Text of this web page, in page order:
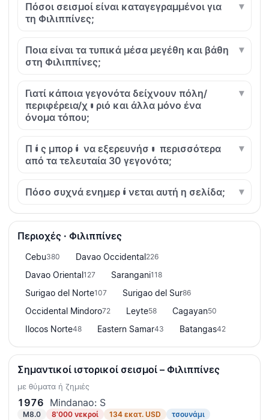
Πόσοι σεισμοί είναι καταγεγραμμένοι για
τη Φιλιππίνες;
Ποια είναι τα τυπικά μέσα μεγέθη και βάθη
στη Φιλιππίνες;
Γιατί κάποια γεγονότα δείχνουν πόλη/
περιφέρεια/χωριό και άλλα μόνο ένα
όνομα τόπου;
Πώς μπορώ να εξερευνήσω περισσότερα
από τα τελευταία 30 γεγονότα;
Πόσο συχνά ενημερώνεται αυτή η σελίδα;
Περιοχές · Φιλιππίνες
Cebu380 Davao Occidental226
Davao Oriental127 Sarangani118
Surigao del Norte107 Surigao del Sur86
Occidental Mindoro72 Leyte58 Cagayan50
Ilocos Norte48 Eastern Samar43 Batangas42
Σημαντικοί ιστορικοί σεισμοί – Φιλιππίνες
με θύματα ή ζημιές
1976 Mindanao: S
M8.0 8'000 νεκροί 134 εκατ. USD τσουνάμι